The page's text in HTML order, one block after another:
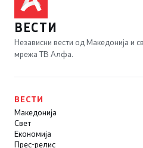
ВЕСТИ
Независни вести од Македонија и
мрежа ТВ Алфа.
ВЕСТИ
Македонија
Свет
Економија
Прес-релис